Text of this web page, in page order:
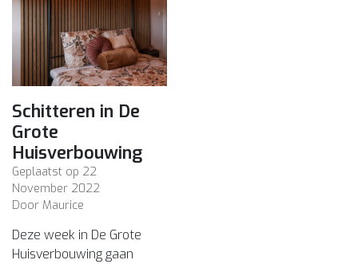
Schitteren in De
Grote
Huisverbouwing
Geplaatst op 22
November 2022
Door Maurice
Deze week in De Grote
Huisverbouwing gaan